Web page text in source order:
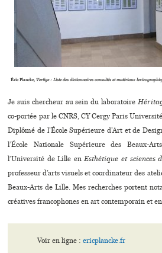
Éric Plancke, Vertige : Liste des dictionnaires consultés et matériaux
Je suis chercheur au sein du laboratoire
co-portée par le CNRS, CY Cergy Paris
Diplômé de l’École Supérieure d’Art et de
l’École Nationale Supérieure des Beaux-
l’Université de Lille enEsthétique et sciences
professeur d’arts visuels et coordinateur des
Beaux-Arts de Lille. Mes recherches portent
créatives francophones en art contemporain et
Voir en ligne :ericplancke.fr